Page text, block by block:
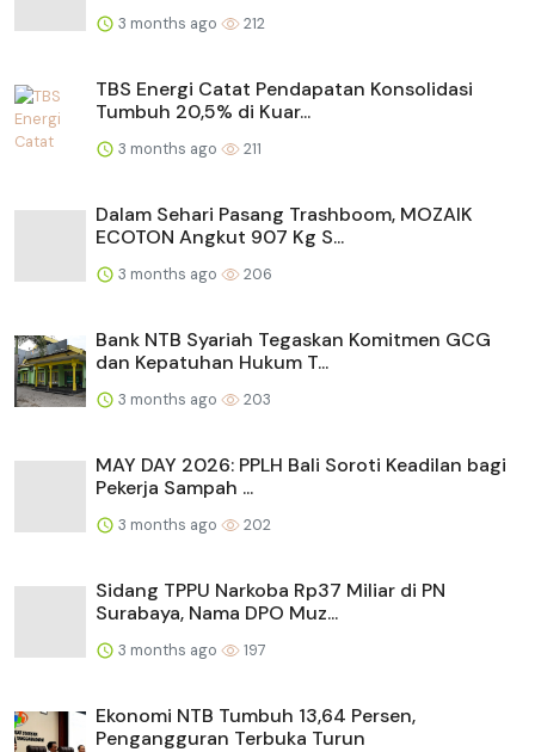
3 months ago 212
TBS Energi Catat Pendapatan Konsolidasi
Tumbuh 20,5% di Kuar...
3 months ago 211
Dalam Sehari Pasang Trashboom, MOZAIK
ECOTON Angkut 907 Kg S...
3 months ago 206
Bank NTB Syariah Tegaskan Komitmen GCG
dan Kepatuhan Hukum T...
3 months ago 203
MAY DAY 2026: PPLH Bali Soroti Keadilan bagi
Pekerja Sampah ...
3 months ago 202
Sidang TPPU Narkoba Rp37 Miliar di PN
Surabaya, Nama DPO Muz...
3 months ago 197
Ekonomi NTB Tumbuh 13,64 Persen,
Pengangguran Terbuka Turun